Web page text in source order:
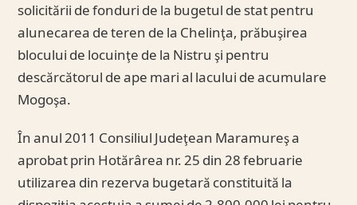
solicitării de fonduri de la bugetul de stat pentru
alunecarea de teren de la Chelinţa, prăbuşirea
blocului de locuinţe de la Nistru şi pentru
descărcătorul de ape mari al lacului de acumulare
Mogoşa.
În anul 2011 Consiliul Judeţean Maramureş a
aprobat prin Hotărârea nr. 25 din 28 februarie
utilizarea din rezerva bugetară constituită la